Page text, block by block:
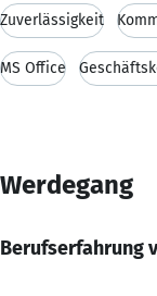
Zuverlässigkeit
MS Office
Werdegang
Berufserfahrung